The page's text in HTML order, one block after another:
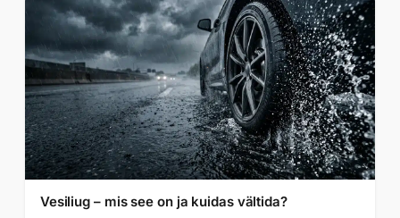
Vesiliug – mis see on ja kuidas vältida?